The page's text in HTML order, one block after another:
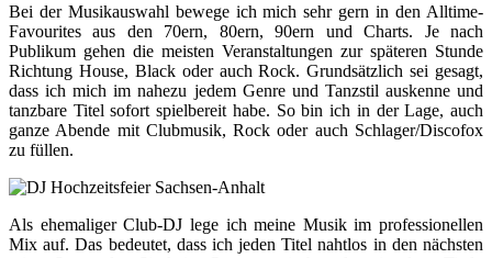
Bei der Musikauswahl bewege ich mich sehr gern in den Alltime-
Favourites aus den 70ern, 80ern, 90ern und Charts. Je nach
Publikum gehen die meisten Veranstaltungen zur späteren Stunde
Richtung House, Black oder auch Rock. Grundsätzlich sei gesagt,
dass ich mich im nahezu jedem Genre und Tanzstil auskenne und
tanzbare Titel sofort spielbereit habe. So bin ich in der Lage, auch
ganze Abende mit Clubmusik, Rock oder auch Schlager/Discofox
zu füllen.
Als ehemaliger Club-DJ lege ich meine Musik im professionellen
Mix auf. Das bedeutet, dass ich jeden Titel nahtlos in den nächsten